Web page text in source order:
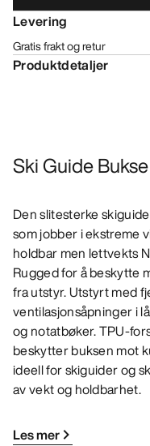
Levering
Gratis frakt og retur
Produktdetaljer
Ski Guide
Den slitesterke
som jobber i ekstreme
holdbar men lettvekts
Rugged for å beskytte
fra utstyr. Utstyrt med
ventilasjonsåpninger i
og notatbøker. TPU-
beskytter buksen mot
ideell for skiguider og
av vekt og holdbarhet.
Les mer